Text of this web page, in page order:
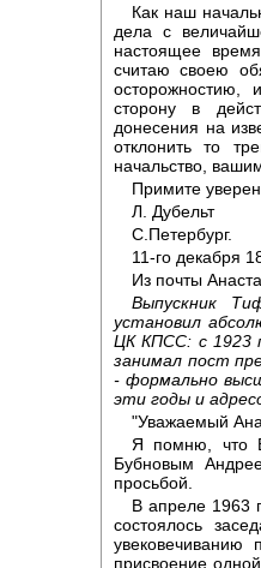
Как наш
дела с
настоящее
считаю своею
осторожностию,
сторону в
донесения на
отклонить то
начальство,
Примите
Л. Дубельт
С.Петербург.
11-го декабря
Из почты
Выпускник
установил
ЦК КПСС: с 1923
занимал пост
- формально
эти годы и
"Уважаемый
Я помню, что
Бубновым
просьбой.
В апреле 1963
состоялось
увековечиванию
присвоение